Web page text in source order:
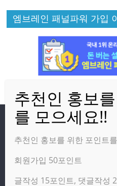
엠브레인 패널파워 가입
방문자
온라인 방문자:1
오늘의 조회수:4
추천인 홍보를 위한 포인트
회원가입 50포인트
글작성 15포인트, 댓글작성